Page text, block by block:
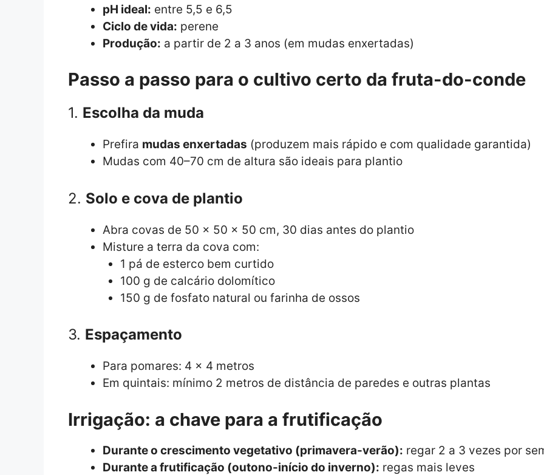
pH ideal: entre 5,5 e 6,5
Ciclo de vida: perene
Produção: a partir de 2 a 3 anos (em mudas enxertadas)
Passo a passo para o cultivo certo da fruta-do-conde
1. Escolha da muda
Prefira mudas enxertadas (produzem mais rápido e com qualidade garantida)
Mudas com 40–70 cm de altura são ideais para plantio
2. Solo e cova de plantio
Abra covas de 50 x 50 x 50 cm, 30 dias antes do plantio
Misture a terra da cova com:
1 pá de esterco bem curtido
100 g de calcário dolomítico
150 g de fosfato natural ou farinha de ossos
3. Espaçamento
Para pomares: 4 x 4 metros
Em quintais: mínimo 2 metros de distância de paredes e outras plantas
Irrigação: a chave para a frutificação
Durante o crescimento vegetativo (primavera-verão): regar 2 a 3 vezes por
Durante a frutificação (outono-início do inverno): regas mais leves